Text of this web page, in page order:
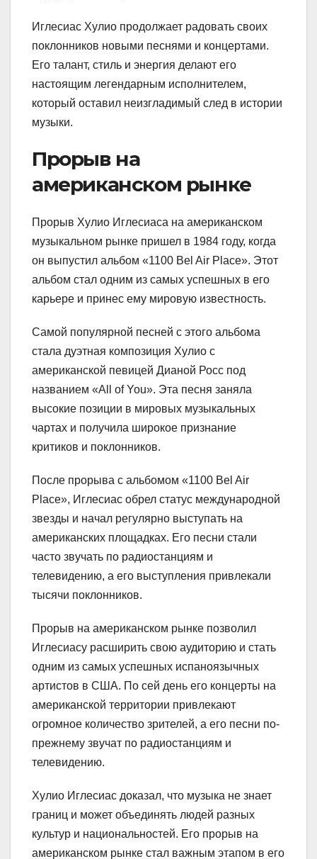
Иглесиас Хулио продолжает радовать своих
поклонников новыми песнями и концертами.
Его талант, стиль и энергия делают его
настоящим легендарным исполнителем,
который оставил неизгладимый след в истории
музыки.
Прорыв на
американском рынке
Прорыв Хулио Иглесиаса на американском
музыкальном рынке пришел в 1984 году, когда
он выпустил альбом «1100 Bel Air Place». Этот
альбом стал одним из самых успешных в его
карьере и принес ему мировую известность.
Самой популярной песней с этого альбома
стала дуэтная композиция Хулио с
американской певицей Дианой Росс под
названием «All of You». Эта песня заняла
высокие позиции в мировых музыкальных
чартах и получила широкое признание
критиков и поклонников.
После прорыва с альбомом «1100 Bel Air
Place», Иглесиас обрел статус международной
звезды и начал регулярно выступать на
американских площадках. Его песни стали
часто звучать по радиостанциям и
телевидению, а его выступления привлекали
тысячи поклонников.
Прорыв на американском рынке позволил
Иглесиасу расширить свою аудиторию и стать
одним из самых успешных испаноязычных
артистов в США. По сей день его концерты на
американской территории привлекают
огромное количество зрителей, а его песни по-
прежнему звучат по радиостанциям и
телевидению.
Хулио Иглесиас доказал, что музыка не знает
границ и может объединять людей разных
культур и национальностей. Его прорыв на
американском рынке стал важным этапом в его